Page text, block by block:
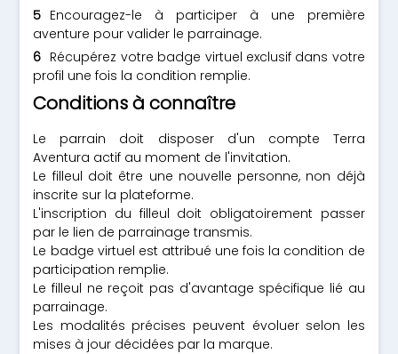
Encouragez-le à participer à une première
aventure pour valider le parrainage.
Récupérez votre badge virtuel exclusif dans votre
profil une fois la condition remplie.
Conditions à connaître
Le parrain doit disposer d'un compte Terra
Aventura actif au moment de l'invitation.
Le filleul doit être une nouvelle personne, non déjà
inscrite sur la plateforme.
L'inscription du filleul doit obligatoirement passer
par le lien de parrainage transmis.
Le badge virtuel est attribué une fois la condition de
participation remplie.
Le filleul ne reçoit pas d'avantage spécifique lié au
parrainage.
Les modalités précises peuvent évoluer selon les
mises à jour décidées par la marque.